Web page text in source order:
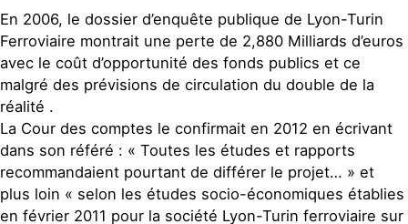
En 2006, le dossier d’enquête publique de Lyon-Turin
Ferroviaire montrait une perte de 2,880 Milliards d’euros
avec le coût d’opportunité des fonds publics et ce
malgré des prévisions de circulation du double de la
réalité .
La Cour des comptes le confirmait en 2012 en écrivant
dans son référé : « Toutes les études et rapports
recommandaient pourtant de différer le projet… » et
plus loin « selon les études socio-économiques établies
en février 2011 pour la société Lyon-Turin ferroviaire sur